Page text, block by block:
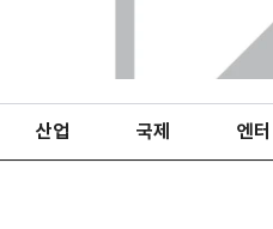
산업 국제 엔터